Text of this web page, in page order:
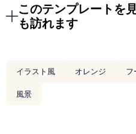
このテンプレートを
も訪れます
イラスト風 オレンジ フ
風景